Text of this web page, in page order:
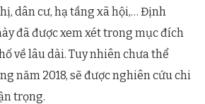
dân cư, hạ tầng xã hội,… Định
đã được xem xét trong mục đích
về lâu dài. Tuy nhiên chưa thể
năm 2018, sẽ được nghiên cứu chi
trọng.